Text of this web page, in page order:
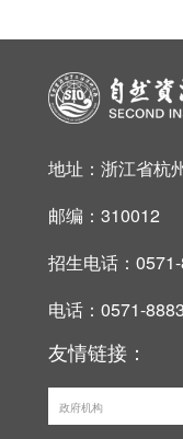
地址：浙江省杭
邮编：310012
招生电话：
电话：0571-
友情链接：
政府机构